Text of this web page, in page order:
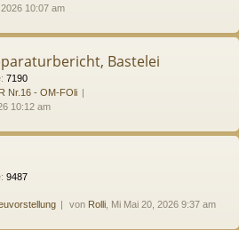
2026 10:07 am
Bastelei
: 7190
Nr.16 - OM-FOli
10:12 am
: 9487
von Rolli , Mi Mai 20, 2026 9:37 am